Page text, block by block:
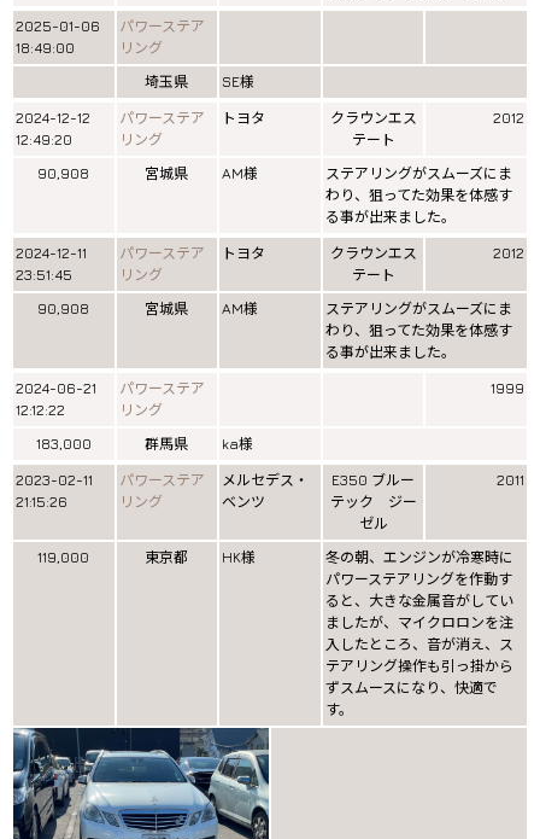
2025-01-06
18:49:00
パワーステア
リング
埼玉県
SE様
2024-12-12
12:49:20
パワーステア
リング
トヨタ
クラウンエス
テート
2012
90,908 宮城県 AM様
ステアリングがスムーズにま
わり、狙ってた効果を体感す
る事が出来ました。
2024-12-11
23:51:45
パワーステア
リング
トヨタ
クラウンエス
テート
2012
90,908 宮城県 AM様
ステアリングがスムーズにま
わり、狙ってた効果を体感す
る事が出来ました。
2024-06-21
12:12:22
パワーステア
リング
1999
183,000 群馬県
ka様
2023-02-11
21:15:26
パワーステア
リング
メルセデス・
ベンツ
E350 ブルー
テック ジー
ゼル
2011
119,000 東京都 HK様
冬の朝、エンジンが冷寒時に
パワーステアリングを作動す
ると、大きな金属音がしてい
ましたが、マイクロロンを注
入したところ、音が消え、ス
テアリング操作も引っ掛から
ずスムースになり、快適で
す。